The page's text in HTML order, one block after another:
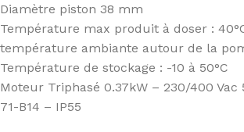
Diamètre piston 38 mm
Température max produit à doser :
température ambiante autour de la
Température de stockage : -10 à 50°C
Moteur Triphasé 0.37kW – 230/400
71-B14 – IP55